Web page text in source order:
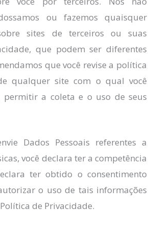
ou fazemos quaisquer
sites de terceiros ou suas
que podem ser diferentes
que você revise a política
qualquer site com o qual você
permitir a coleta e o uso de seus
Dados Pessoais referentes a
você declara ter a competência
ter obtido o consentimento
o uso de tais informações
de Privacidade.